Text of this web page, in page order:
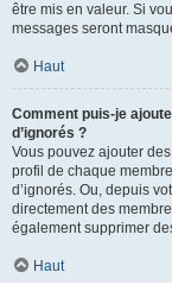
être mis en valeur. Si
messages seront
Haut
Comment puis-je
d’ignorés ?
Vous pouvez ajouter
profil de chaque
d’ignorés. Ou, depuis
directement des
également supprimer
Haut